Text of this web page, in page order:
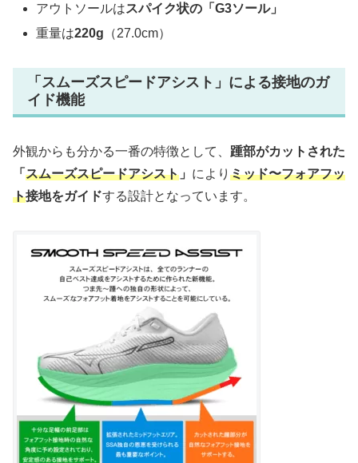
アウトソールはスパイク状の「G3ソール」
重量は220g （27.0cm）
「スムーズスピードアシスト」による接地のガ
イド機能
外観からも分かる一番の特徴として、 踵部がカットされた
「 スムーズスピードアシスト 」 により ミッド〜フォアフッ
ト接地をガイドする設計となっています。